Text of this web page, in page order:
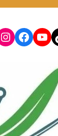
Instagram